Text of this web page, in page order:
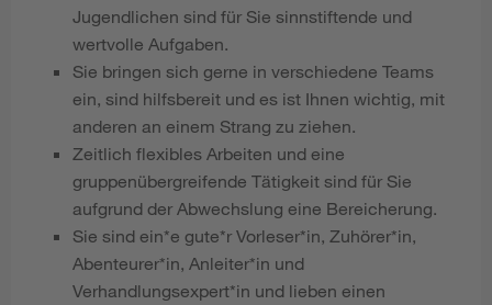
Jugendlichen sind für Sie sinnstiftende und
wertvolle Aufgaben.
Sie bringen sich gerne in verschiedene Teams
ein, sind hilfsbereit und es ist Ihnen wichtig, mit
anderen an einem Strang zu ziehen.
Zeitlich flexibles Arbeiten und eine
gruppenübergreifende Tätigkeit sind für Sie
aufgrund der Abwechslung eine Bereicherung.
Sie sind ein*e gute*r Vorleser*in, Zuhörer*in,
Abenteurer*in, Anleiter*in und
Verhandlungsexpert*in und lieben einen